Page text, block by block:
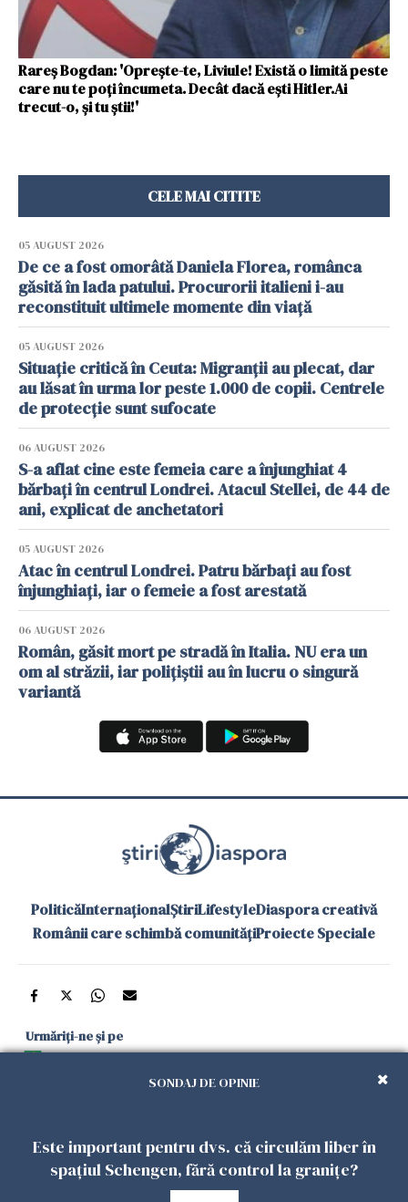
Rareș Bogdan: 'Oprește-te, Liviule! Există o limită peste
care nu te poți încumeta. Decât dacă ești Hitler.Ai
trecut-o, și tu știi!'
CELE MAI CITITE
05 AUGUST 2026
De ce a fost omorâtă Daniela Florea, românca
găsită în lada patului. Procurorii italieni i-au
reconstituit ultimele momente din viață
05 AUGUST 2026
Situație critică în Ceuta: Migranții au plecat, dar
au lăsat în urma lor peste 1.000 de copii. Centrele
de protecție sunt sufocate
06 AUGUST 2026
S-a aflat cine este femeia care a înjunghiat 4
bărbați în centrul Londrei. Atacul Stellei, de 44 de
ani, explicat de anchetatori
05 AUGUST 2026
Atac în centrul Londrei. Patru bărbați au fost
înjunghiați, iar o femeie a fost arestată
06 AUGUST 2026
Român, găsit mort pe stradă în Italia. NU era un
om al străzii, iar polițiștii au în lucru o singură
variantă
PoliticăInternaționalȘtiriLifestyleDiaspora creativă
Românii care schimbă comunitățiProiecte Speciale
Urmăriți-ne și pe
și în aplicațiile mobile
Politica de
confidențialitate
Politica
Gestionați
preferințele
Contact
Declarație de
accesibilitate
SONDAJ DE OPINIE
Este important pentru dvs. că circulăm liber în
spațiul Schengen, fără control la granițe?